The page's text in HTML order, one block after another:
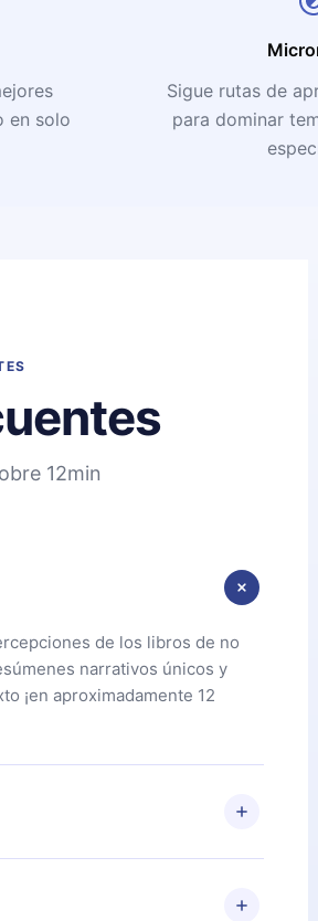
en solo
Sigue rutas de
para dominar
12min
de los libros de no
narrativos únicos y
¡en aproximadamente 12
de nuestra biblioteca. Si por
contacta a